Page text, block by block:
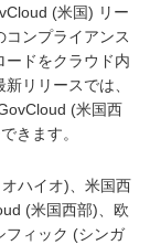
(米国) リー
ンプライアンス
ードをクラウド内
リリースでは、
(米国西
きます。
ハイオ)、米国西
(米国西部)、欧
フィック (シンガ